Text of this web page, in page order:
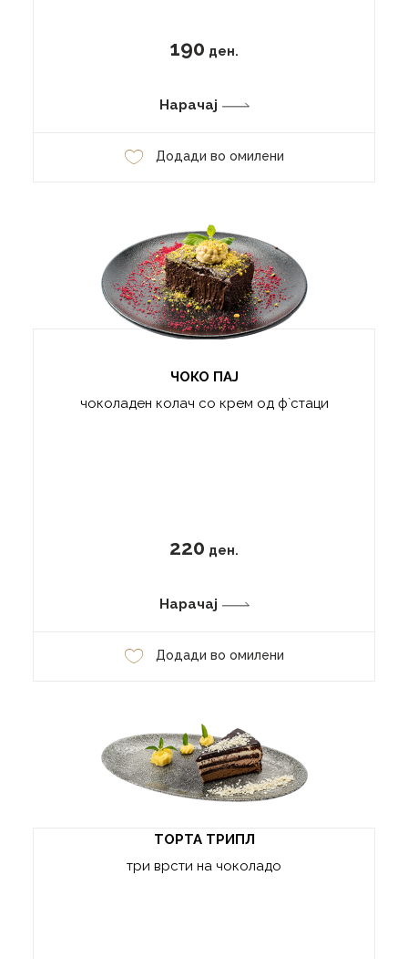
190 ден.
Нарачај
Додади во омилени
ЧОКО ПАЈ
чоколаден колач со крем од ф`стаци
220 ден.
Нарачај
Додади во омилени
ТОРТА ТРИПЛ
три врсти на чоколадо